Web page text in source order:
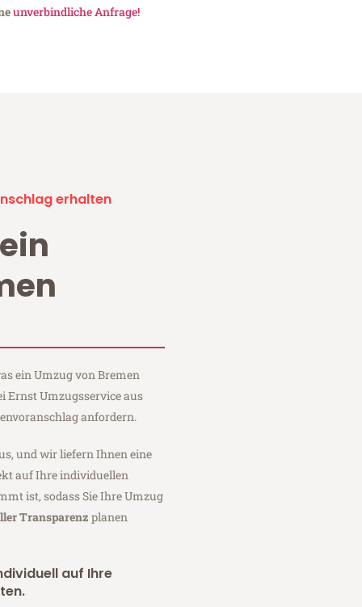
unverbindliche Anfrage!
erhalten
ein Umzug von Bremen
Ernst Umzugsservice aus
anfordern.
und wir liefern Ihnen eine
auf Ihre individuellen
ist, sodass Sie Ihre Umzug
Transparenz planen
auf Ihre